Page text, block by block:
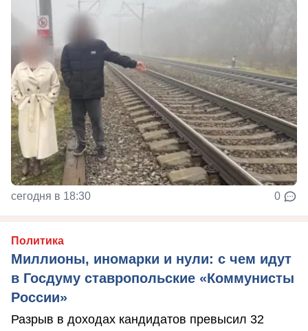
сегодня в 18:30 0
Политика
Миллионы, иномарки и нули: с чем идут
в Госдуму ставропольские «Коммунисты
России»
Разрыв в доходах кандидатов превысил 32